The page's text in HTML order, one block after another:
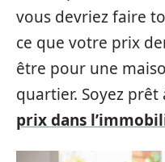
vous devriez faire
ce que votre prix
être pour une
quartier. Soyez prêt
prix dans